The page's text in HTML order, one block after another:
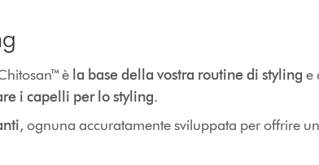
è la base della vostra routine di styling e
i capelli per lo styling.
, ognuna accuratamente sviluppata per offrire un